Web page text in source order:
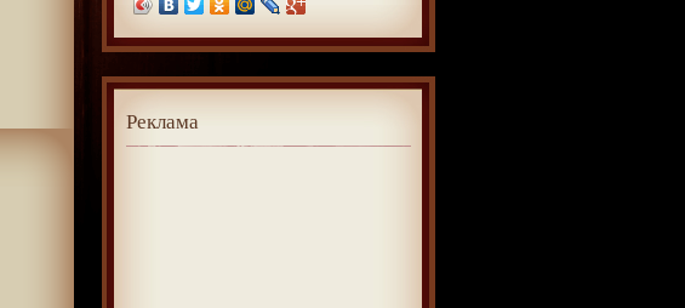
Реклама